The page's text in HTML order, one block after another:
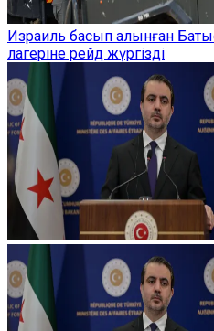
Израиль басып алынған
лагеріне рейд жүргізді